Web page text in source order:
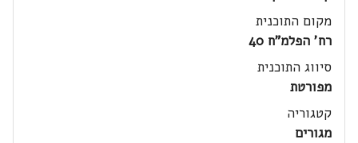
מקום התוכנית
רח' הפלמ"ח 40
סיווג התוכנית
מפורטת
קטגוריה
מגורים